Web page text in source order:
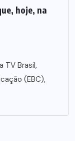
hoje, na
TV Brasil,
(EBC),